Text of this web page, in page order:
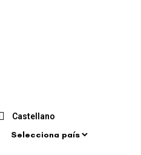
Castellano